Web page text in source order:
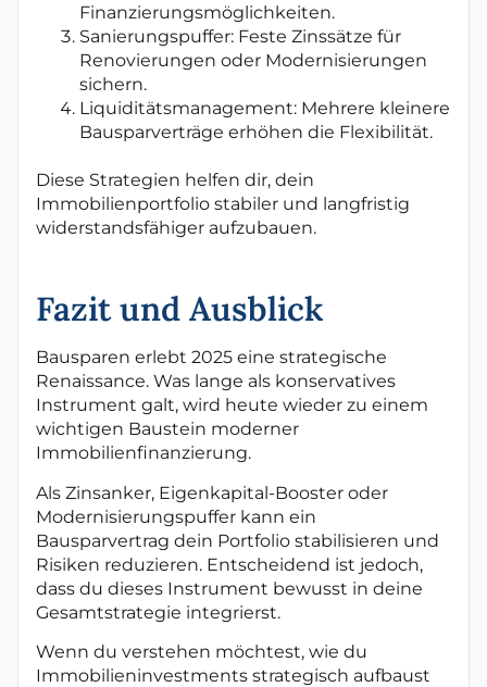
Finanzierungsmöglichkeiten.
Sanierungspuffer: Feste Zinssätze für
Renovierungen oder Modernisierungen
sichern.
Liquiditätsmanagement: Mehrere kleinere
Bausparverträge erhöhen die Flexibilität.
Diese Strategien helfen dir, dein
Immobilienportfolio stabiler und langfristig
widerstandsfähiger aufzubauen.
Fazit und Ausblick
Bausparen erlebt 2025 eine strategische
Renaissance. Was lange als konservatives
Instrument galt, wird heute wieder zu einem
wichtigen Baustein moderner
Immobilienfinanzierung.
Als Zinsanker, Eigenkapital-Booster oder
Modernisierungspuffer kann ein
Bausparvertrag dein Portfolio stabilisieren und
Risiken reduzieren. Entscheidend ist jedoch,
dass du dieses Instrument bewusst in deine
Gesamtstrategie integrierst.
Wenn du verstehen möchtest, wie du
Immobilieninvestments strategisch aufbaust